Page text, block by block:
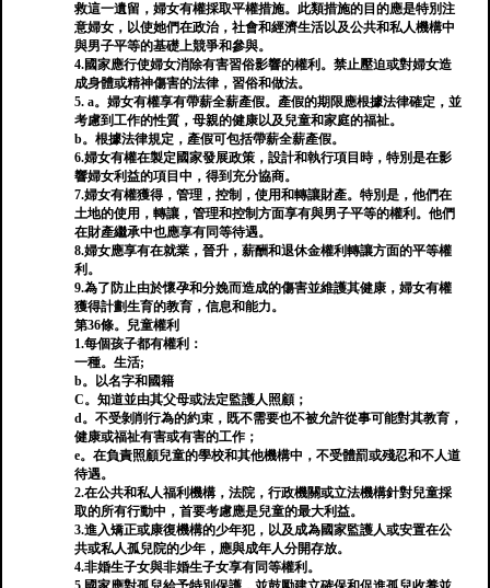
救這一遺留，婦女有權採取平權措施。此類措施的目的應是特別注
意婦女，以使她們在政治，社會和經濟生活以及公共和私人機構中
與男子平等的基礎上競爭和參與。
4.國家應行使婦女消除有害習俗影響的權利。禁止壓迫或對婦女造
成身體或精神傷害的法律，習俗和做法。
5. a。婦女有權享有帶薪全薪產假。產假的期限應根據法律確定，並
考慮到工作的性質，母親的健康以及兒童和家庭的福祉。
b。根據法律規定，產假可包括帶薪全薪產假。
6.婦女有權在製定國家發展政策，設計和執行項目時，特別是在影
響婦女利益的項目中，得到充分協商。
7.婦女有權獲得，管理，控制，使用和轉讓財產。特別是，他們在
土地的使用，轉讓，管理和控制方面享有與男子平等的權利。他們
在財產繼承中也應享有同等待遇。
8.婦女應享有在就業，晉升，薪酬和退休金權利轉讓方面的平等權
利。
9.為了防止由於懷孕和分娩而造成的傷害並維護其健康，婦女有權
獲得計劃生育的教育，信息和能力。
第36條。兒童權利
1.每個孩子都有權利：
一種。生活;
b。以名字和國籍
C。知道並由其父母或法定監護人照顧；
d。不受剝削行為的約束，既不需要也不被允許從事可能對其教育，
健康或福祉有害或有害的工作；
e。在負責照顧兒童的學校和其他機構中，不受體罰或殘忍和不人道
待遇。
2.在公共和私人福利機構，法院，行政機關或立法機構針對兒童採
取的所有行動中，首要考慮應是兒童的最大利益。
3.進入矯正或康復機構的少年犯，以及成為國家監護人或安置在公
共或私人孤兒院的少年，應與成年人分開存放。
4.非婚生子女與非婚生子女享有同等權利。